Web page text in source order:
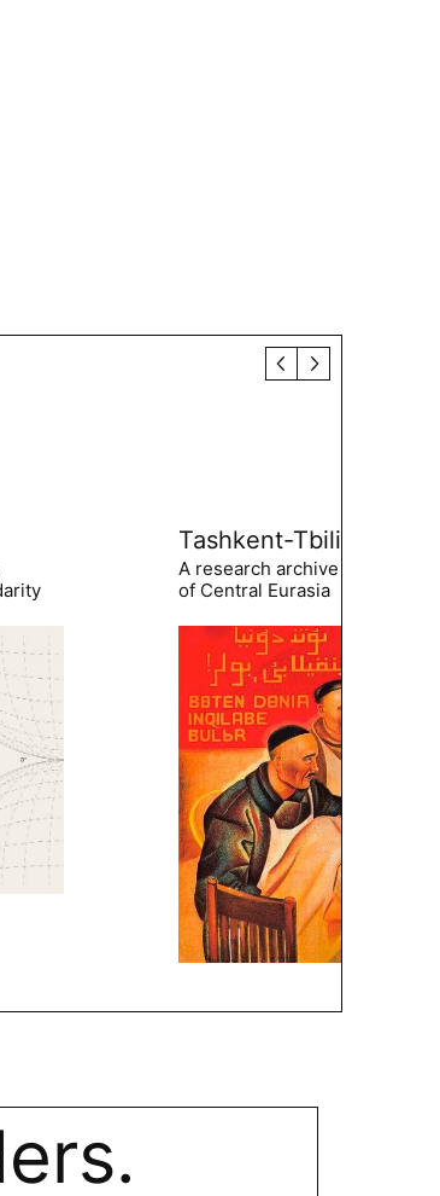
Tashkent-Tbilisi
A research archive of the
of Central Eurasia